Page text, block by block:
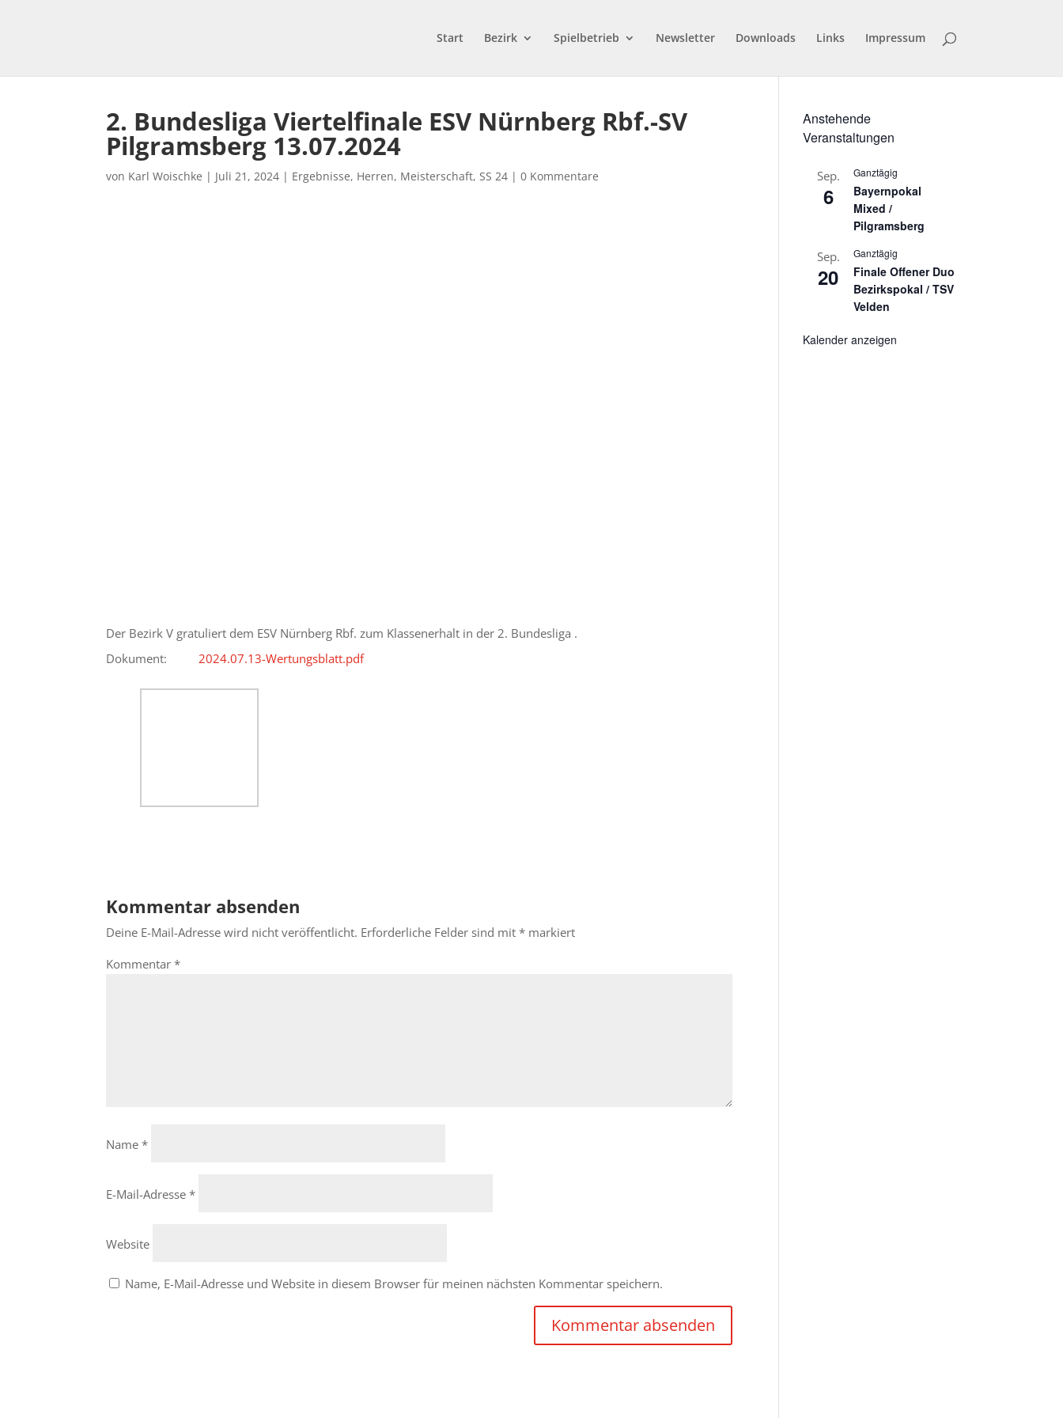
Start Bezirk Spielbetrieb Newsletter Downloads Links Impressum
2. Bundesliga Viertelfinale ESV Nürnberg Rbf.-SV
Pilgramsberg 13.07.2024
von Karl Woischke | Juli 21, 2024 | Ergebnisse, Herren, Meisterschaft,SS 24 |0 Kommentare
Der Bezirk V gratuliert dem ESV Nürnberg Rbf. zum Klassenerhalt in der 2. Bundesliga .
Dokument:
2024.07.13-Wertungsblatt.pdf
Kommentar absenden
Deine E-Mail-Adresse wird nicht veröffentlicht. Erforderliche Felder sind mit* markiert
Kommentar*
Name*
E-Mail-Adresse*
Website
Name, E-Mail-Adresse und Website in diesem Browser für meinen nächsten Kommentar speichern.
Anstehende
Veranstaltungen
Sep.
6
Ganztägig
Bayernpokal
Mixed /
Pilgramsberg
Sep.
20
Ganztägig
Finale Offener Duo
Bezirkspokal / TSV
Velden
Kalender anzeigen